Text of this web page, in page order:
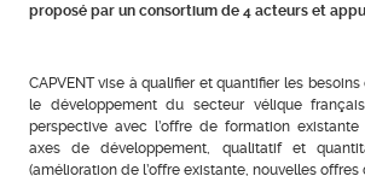
proposé par un consortium de 4 acteurs et
CAPVENT vise à qualifier et quantifier les
le développement du secteur vélique
perspective avec l’offre de formation
axes de développement, qualitatif et
(amélioration de l’offre existante, nouvelles offres